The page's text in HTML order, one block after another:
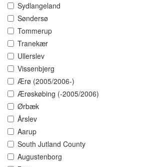
Sydlangeland
Søndersø
Tommerup
Tranekær
Ullerslev
Vissenbjerg
Ærø (2005/2006-)
Ærøskøbing (-2005/2006)
Ørbæk
Årslev
Aarup
South Jutland County
Augustenborg